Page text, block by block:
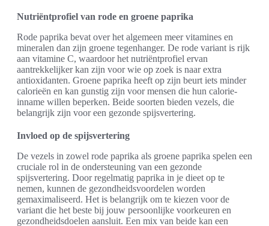
Nutriëntprofiel van rode en groene paprika
Rode paprika bevat over het algemeen meer vitamines en
mineralen dan zijn groene tegenhanger. De rode variant is rijk
aan vitamine C, waardoor het nutriëntprofiel ervan
aantrekkelijker kan zijn voor wie op zoek is naar extra
antioxidanten. Groene paprika heeft op zijn beurt iets minder
calorieën en kan gunstig zijn voor mensen die hun calorie-
inname willen beperken. Beide soorten bieden vezels, die
belangrijk zijn voor een gezonde spijsvertering.
Invloed op de spijsvertering
De vezels in zowel rode paprika als groene paprika spelen een
cruciale rol in de ondersteuning van een gezonde
spijsvertering. Door regelmatig paprika in je dieet op te
nemen, kunnen de gezondheidsvoordelen worden
gemaximaliseerd. Het is belangrijk om te kiezen voor de
variant die het beste bij jouw persoonlijke voorkeuren en
gezondheidsdoelen aansluit. Een mix van beide kan een